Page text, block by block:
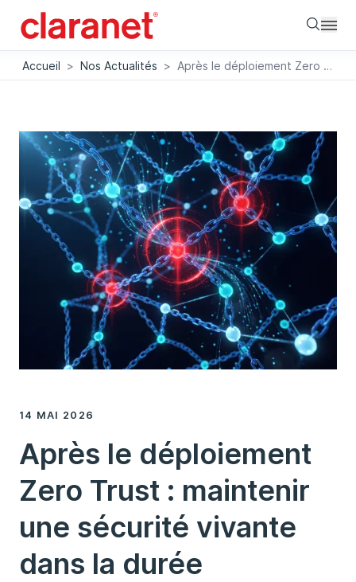
Accueil > Nos Actualités > Après le déploiement Zero Trust : maintenir une sécurité vivante dans la durée
14 MAI 2026
Après le déploiement
Zero Trust : maintenir
une sécurité vivante
dans la durée